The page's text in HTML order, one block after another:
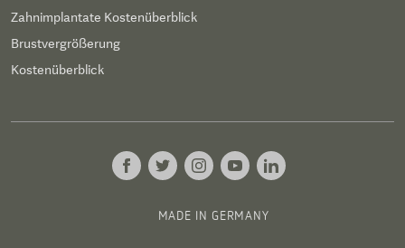
Zahnimplantate Kostenüberblick
Brustvergrößerung
Kostenüberblick
MADE IN GERMANY